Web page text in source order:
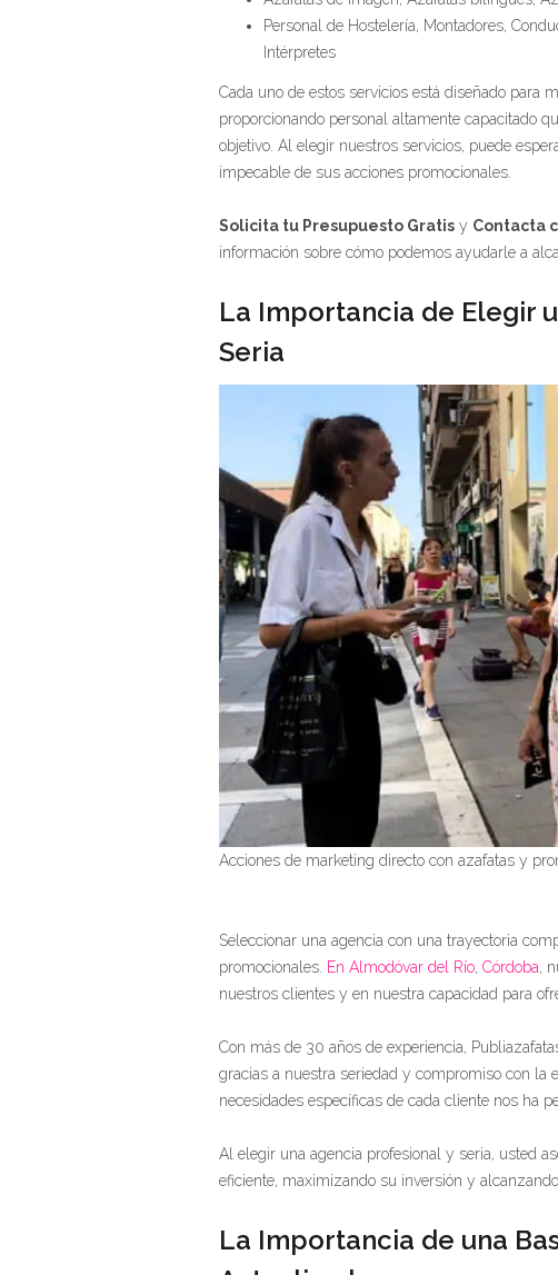
Personal de Hostelería, Montadores,
Intérpretes
Cada uno de estos servicios está diseñado para
proporcionando personal altamente capacitado
objetivo. Al elegir nuestros servicios, puede
impecable de sus acciones promocionales.
Solicita tu Presupuesto Gratis y Contacta
información sobre cómo podemos ayudarle a
La Importancia de Elegir
Seria
Acciones de marketing directo con azafatas y
Seleccionar una agencia con una trayectoria
promocionales. En Almodóvar del Río Córdoba ,
nuestros clientes y en nuestra capacidad para
Con más de 30 años de experiencia,
gracias a nuestra seriedad y compromiso con la
necesidades específicas de cada cliente nos ha
Al elegir una agencia profesional y seria, usted
eficiente, maximizando su inversión y
La Importancia de una